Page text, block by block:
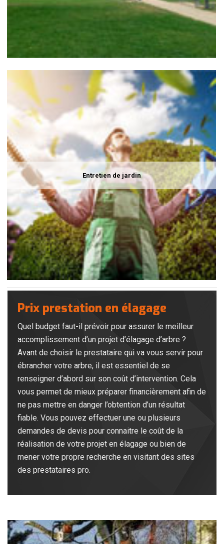
Entretien de jardin
Prix prestation en élagage
Quel budget faut-il prévoir pour assurer le meilleur
accomplissement d’un projet d’élagage d’arbre ?
Avant de choisir le prestataire qui va vous servir pour
ébrancher votre arbre, il est essentiel de se
renseigner d’abord sur son coût d’intervention. Cela
vous permet de mieux préparer financièrement afin de
ne pas mettre en danger l’obtention d’un résultat
fiable. Vous pouvez effectuer une ou plusieurs
demandes de devis pour connaitre le coût de la
réalisation de votre projet en élagage ou bien de
mener votre propre recherche en visitant des sites
des prestataires pro.